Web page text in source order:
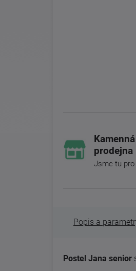
Kamenná
prodejna
Jsme tu pro
Popis a
Postel Jana senior